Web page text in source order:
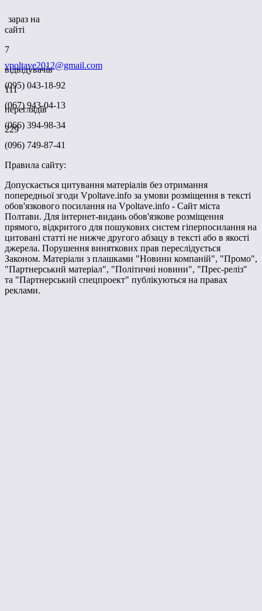
зараз на
сайті
7
відвідувачів
111
переглядів
229
vpoltave2012@gmail.com
(095) 043-18-92
(067) 943-04-13
(066) 394-98-34
(096) 749-87-41
Правила сайту:
Допускається цитування матеріалів без отримання
попередньої згоди Vpoltave.info за умови розміщення в тексті
обов'язкового посилання на Vpoltave.info - Сайт міста
Полтави. Для інтернет-видань обов'язкове розміщення
прямого, відкритого для пошукових систем гіперпосилання на
цитовані статті не нижче другого абзацу в тексті або в якості
джерела. Порушення виняткових прав переслідується
Законом. Матеріали з плашками "Новини компаній", "Промо",
"Партнерський матеріал", "Політичні новини", "Прес-реліз"
та "Партнерський спецпроект" публікуються на правах
реклами.